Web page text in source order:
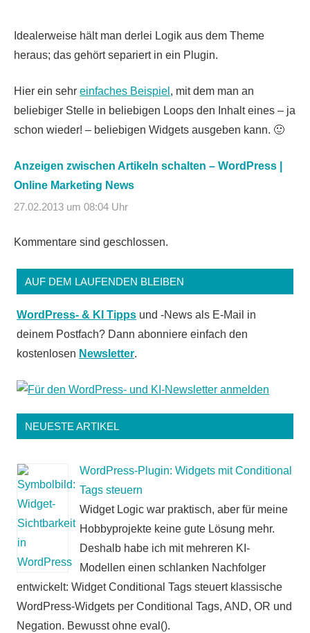
Idealerweise hält man derlei Logik aus dem Theme
heraus; das gehört separiert in ein Plugin.
Hier ein sehr einfaches Beispiel , mit dem man an
beliebiger Stelle in beliebigen Loops den Inhalt eines – ja
schon wieder! – beliebigen Widgets ausgeben kann. 🙂
Anzeigen zwischen Artikeln schalten – WordPress |
Online Marketing News
27.02.2013 um 08:04 Uhr
Kommentare sind geschlossen.
AUF DEM LAUFENDEN BLEIBEN
WordPress- & KI Tipps und -News als E-Mail in
deinem Postfach? Dann abonniere einfach den
kostenlosen Newsletter.
NEUESTE ARTIKEL
WordPress-Plugin: Widgets mit Conditional
Tags steuern
Widget Logic war praktisch, aber für meine
Hobbyprojekte keine gute Lösung mehr.
Deshalb habe ich mit mehreren KI-
Modellen einen schlanken Nachfolger
entwickelt: Widget Conditional Tags steuert klassische
WordPress-Widgets per Conditional Tags, AND, OR und
Negation. Bewusst ohne eval().